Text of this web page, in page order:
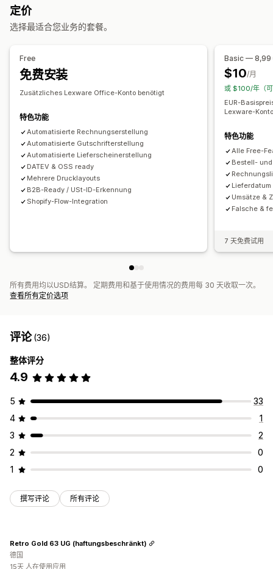
财务运作
账单和发票
应收账款 宽限期付款条件
自动数据同步
每日销售摘要 订单详情
银行对账
错误解决
历史数据导入
文件管理
电子邮件自动化 PDF 生成 打印和导出
数据安全性
定价
选择最适合您业务的套餐。
Free
免费安装
Zusätzliches Lexware Office-Konto benötigt
特色功能
Automatisierte Rechnungserstellung
Automatisierte Gutschrifterstellung
Automatisierte Lieferscheinerstellung
DATEV & OSS ready
Mehrere Drucklayouts
B2B-Ready / USt-ID-Erkennung
Shopify-Flow-Integration
Basic — 8,99
$10/月
或 $100/年（
EUR-
Lexware-
特色功能
Alle Free-
Bestell-
Umsätze &
Falsche &
7 天免费试用
所有费用均以USD结算。 定期费用和基于使用情况的费用每 30 天收取一次。
查看所有定价选项
评论(36)
整体评分
4.9
5
33
4
1
3
2
2
0
1
0
撰写评论 所有评论
Retro Gold 63 UG (haftungsbeschränkt)
德国
15天 人在使用应用